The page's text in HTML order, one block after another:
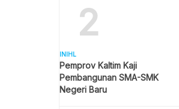
2
INIHL
Pemprov Kaltim Kaji
Pembangunan SMA-SMK
Negeri Baru